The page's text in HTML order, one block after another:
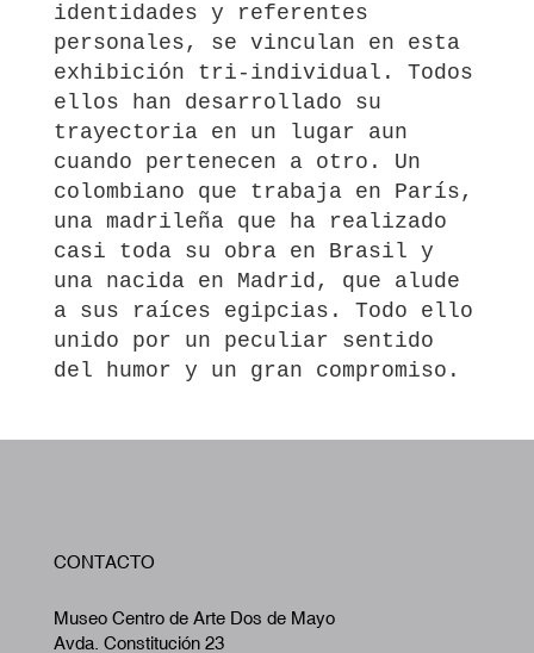
identidades y referentes
personales, se vinculan en esta
exhibición tri-individual. Todos
ellos han desarrollado su
trayectoria en un lugar aun
cuando pertenecen a otro. Un
colombiano que trabaja en París,
una madrileña que ha realizado
casi toda su obra en Brasil y
una nacida en Madrid, que alude
a sus raíces egipcias. Todo ello
unido por un peculiar sentido
del humor y un gran compromiso.
CONTACTO
Museo Centro de Arte Dos de Mayo
Avda. Constitución 23